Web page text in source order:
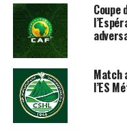
Coupe
Match
l’ES